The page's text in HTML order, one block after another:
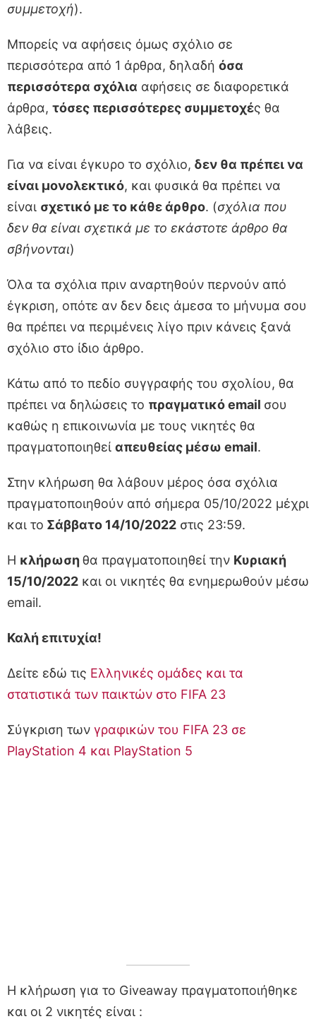
συμμετοχή).
Μπορείς να αφήσεις όμως σχόλιο σε
περισσότερα από 1 άρθρα, δηλαδή όσα
περισσότερα σχόλια αφήσεις σε διαφορετικά
άρθρα, τόσες περισσότερες συμμετοχές θα
λάβεις.
Για να είναι έγκυρο το σχόλιο, δεν θα πρέπει να
είναι μονολεκτικό, και φυσικά θα πρέπει να
είναι σχετικό με το κάθε άρθρο. (σχόλια που
δεν θα είναι σχετικά με το εκάστοτε άρθρο θα
σβήνονται)
Όλα τα σχόλια πριν αναρτηθούν περνούν από
έγκριση, οπότε αν δεν δεις άμεσα το μήνυμα σου
θα πρέπει να περιμένεις λίγο πριν κάνεις ξανά
σχόλιο στο ίδιο άρθρο.
Κάτω από το πεδίο συγγραφής του σχολίου, θα
πρέπει να δηλώσεις το πραγματικό email σου
καθώς η επικοινωνία με τους νικητές θα
πραγματοποιηθεί απευθείας μέσω email.
Στην κλήρωση θα λάβουν μέρος όσα σχόλια
πραγματοποιηθούν από σήμερα 05/10/2022 μέχρι
και το Σάββατο 14/10/2022 στις 23:59.
Η κλήρωσηθα πραγματοποιηθεί την Κυριακή
15/10/2022 και οι νικητές θα ενημερωθούν μέσω
email.
Καλή επιτυχία!
Δείτε εδώ τις Ελληνικές ομάδες και τα
στατιστικά των παικτών στο FIFA 23
Σύγκριση των γραφικών του FIFA 23 σε
PlayStation 4 και PlayStation 5
Η κλήρωση για το Giveaway πραγματοποιήθηκε
και οι 2 νικητές είναι :